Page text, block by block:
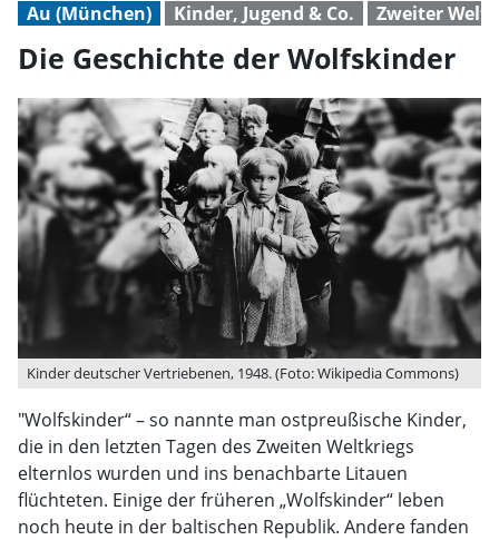
Au (München) Kinder, Jugend & Co. Zweiter
Die Geschichte der Wolfskinder
Kinder deutscher Vertriebenen, 1948. (Foto: Wikipedia Commons)
"Wolfskinder“ – so nannte man ostpreußische Kinder,
die in den letzten Tagen des Zweiten Weltkriegs
elternlos wurden und ins benachbarte Litauen
flüchteten. Einige der früheren „Wolfskinder“ leben
noch heute in der baltischen Republik. Andere fanden